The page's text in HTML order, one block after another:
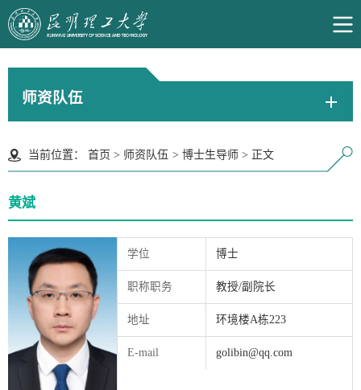
师资队伍
当前位置： 首页 > 师资队伍 > 博士生导师 > 正文
黄斌
学位 博士
职称职务 教授/副院长
地址 环境楼A栋223
E-mail golibin@qq.com